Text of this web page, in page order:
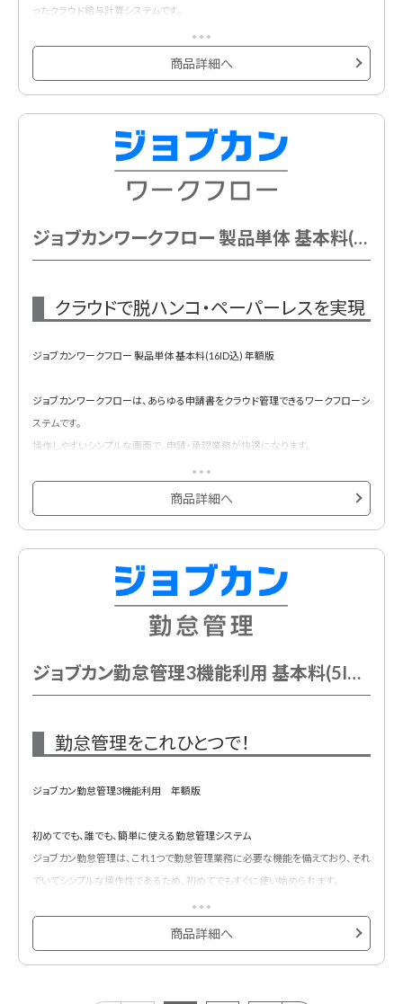
ったクラウド給与計算システムです。
社労士監修に加え、実際の給与計算担当者の声を基に開発しているので、かゆ
複雑な給与規定にも対応可能な給与計算システムです。労務・勤怠・給与データ
基本プランに5ID含まれています。
商品詳細へ
ジョブカンワークフロー 製品単体 基本料(16ID込) 年額
クラウドで脱ハンコ・ペーパーレスを実現
ジョブカンワークフロー 製品単体 基本料(16ID込) 年額版
ジョブカンワークフローは、あらゆる申請書をクラウド管理できるワークフローシ
ステムです。
操作しやすいシンプルな画面で、申請・承認業務が快適になります。
また、契約、取引、経費、人事、労務、勤怠関連の様々なテンプレートを用意してい
ますので、業務負担を軽減するだけでなく組織の意思決定の高速化に貢献しま
す。
商品詳細へ
ジョブカン勤怠管理3機能利用 基本料(5ID込) 年額
勤怠管理をこれひとつで！
ジョブカン勤怠管理3機能利用 年額版
初めてでも、誰でも、簡単に使える勤怠管理システム
ジョブカン勤怠管理は、これ1つで勤怠管理業務に必要な機能を備えており、それ
でいてシンプルな操作性であるため、初めてでもすぐに使い始められます。
以下の4つの機能から3機能ご利用いただけるプランです。
①出勤管理
商品詳細へ